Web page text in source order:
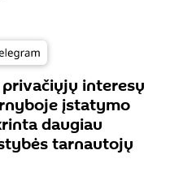
interesų
įstatymo
daugiau
tarnautojų